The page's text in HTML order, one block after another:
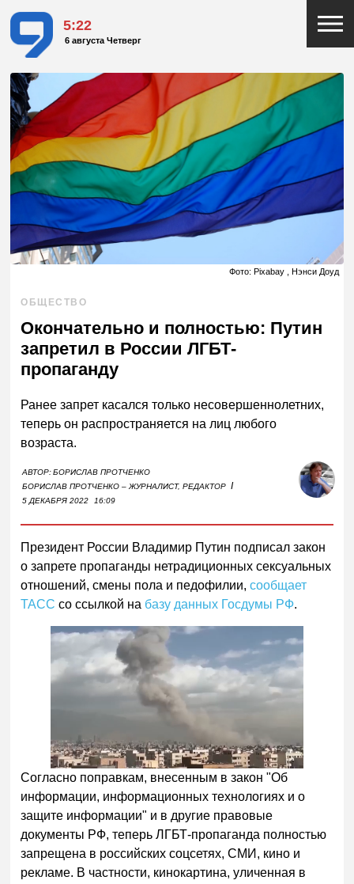
5:22
6 августа Четверг
Фото: Pixabay , Нэнси Доуд
ОБЩЕСТВО
Окончательно и полностью: Путин
запретил в России ЛГБТ-
пропаганду
Ранее запрет касался только несовершеннолетних,
теперь он распространяется на лиц любого
возраста.
АВТОР:БОРИСЛАВ ПРОТЧЕНКО
БОРИСЛАВ ПРОТЧЕНКО – ЖУРНАЛИСТ, РЕДАКТОР I
5 ДЕКАБРЯ 2022 16:09
Президент России Владимир Путин подписал закон
о запрете пропаганды нетрадиционных сексуальных
отношений, смены пола и педофилии,сообщает
ТАСС со ссылкой на базу данных Госдумы РФ.
Согласно поправкам, внесенным в закон "Об
информации, информационных технологиях и о
защите информации" и в другие правовые
документы РФ, теперь ЛГБТ-пропаганда полностью
запрещена в российских соцсетях, СМИ, кино и
рекламе. В частности, кинокартина, уличенная в